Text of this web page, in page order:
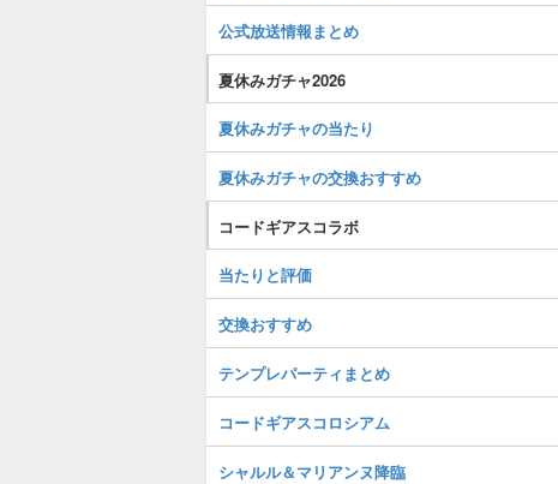
公式放送情報まとめ
夏休みガチャ2026
夏休みガチャの当たり
夏休みガチャの交換おすすめ
コードギアスコラボ
当たりと評価
交換おすすめ
テンプレパーティまとめ
コードギアスコロシアム
シャルル＆マリアンヌ降臨